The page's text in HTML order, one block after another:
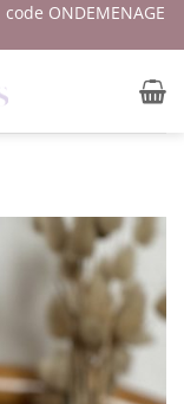
code ONDEMENAGE